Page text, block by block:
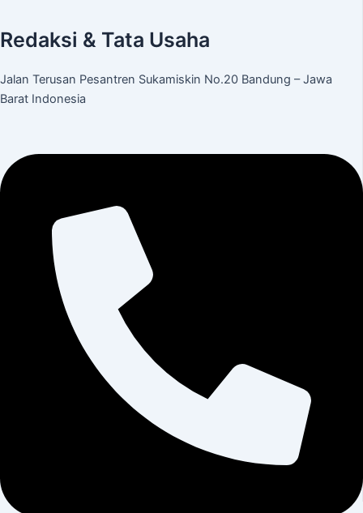
Redaksi & Tata Usaha
Jalan Terusan Pesantren Sukamiskin No.20 Bandung – Jawa
Barat Indonesia